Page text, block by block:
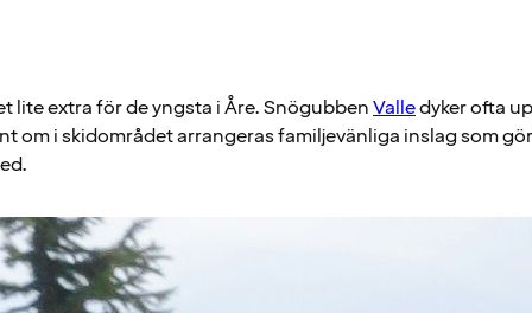
lite extra för de yngsta i Åre. SnögubbenValledyker ofta
om i skidområdet arrangeras familjevänliga inslag som